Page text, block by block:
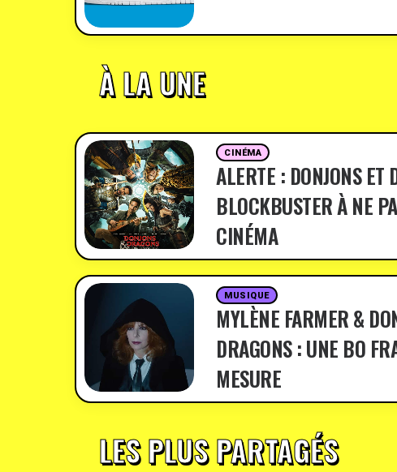
À LA UNE
CINÉMA
ALERTE : DONJONS ET
BLOCKBUSTER À NE
CINÉMA
MUSIQUE
MYLÈNE FARMER &
DRAGONS : UNE BO
MESURE
LES PLUS PARTAGÉS